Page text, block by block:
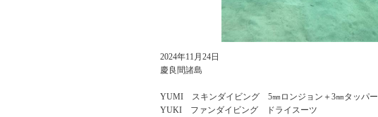
2024年11月24日
慶良間諸島
YUMI スキンダイビング 5㎜ロンジョン＋3㎜タッパー
YUKI ファンダイビング ドライスーツ